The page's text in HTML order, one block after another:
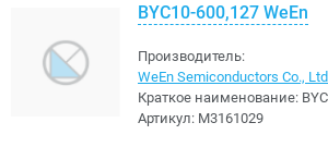
BYC10-600,127 WeEn
Производитель:
WeEn Semiconductors Co.,
Краткое наименование:
Артикул: M3161029